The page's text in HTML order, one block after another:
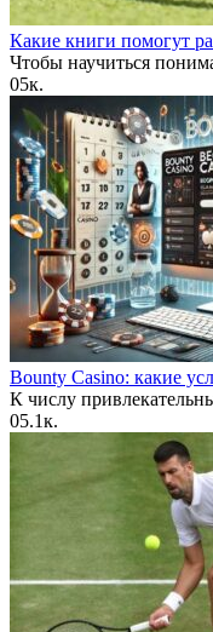
Какие книги помогут
Чтобы научиться
05к.
Bounty Casino: какие
К числу
05.1к.